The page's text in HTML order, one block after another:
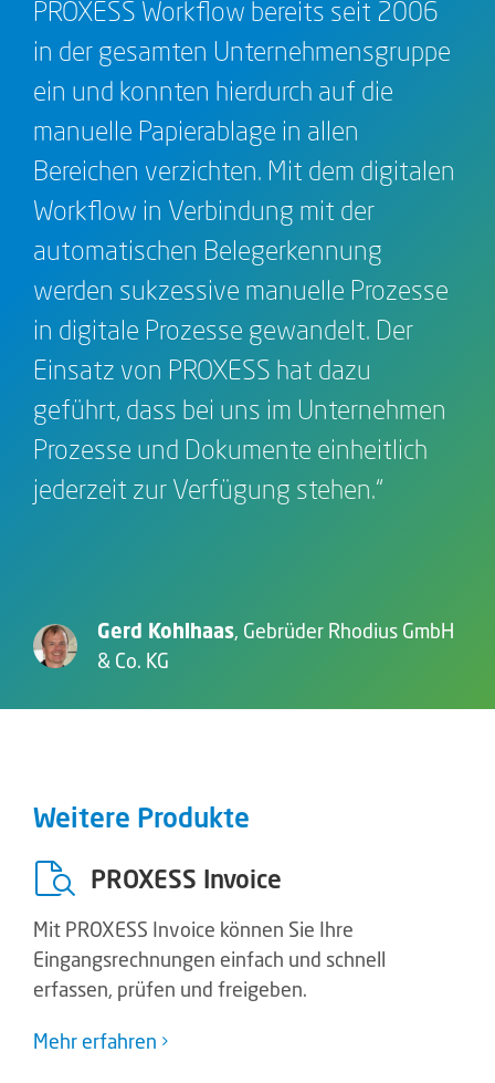
PROXESS Workflow bereits seit 2006
in der gesamten Unternehmensgruppe
ein und konnten hierdurch auf die
manuelle Papierablage in allen
Bereichen verzichten. Mit dem digitalen
Workflow in Verbindung mit der
automatischen Belegerkennung
werden sukzessive manuelle Prozesse
in digitale Prozesse gewandelt. Der
Einsatz von PROXESS hat dazu
geführt, dass bei uns im Unternehmen
Prozesse und Dokumente einheitlich
jederzeit zur Verfügung stehen.“
Gerd Kohlhaas, Gebrüder Rhodius GmbH
& Co. KG
Weitere Produkte
PROXESS Invoice
Mit PROXESS Invoice können Sie Ihre
Eingangsrechnungen einfach und schnell
erfassen, prüfen und freigeben.
Mehr erfahren